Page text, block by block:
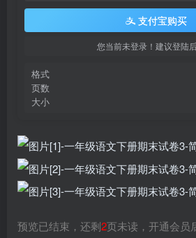
支付宝购买
您当前未登录！建议登陆
格式
页数
大小
预览已结束，还剩2页未读，开通会员